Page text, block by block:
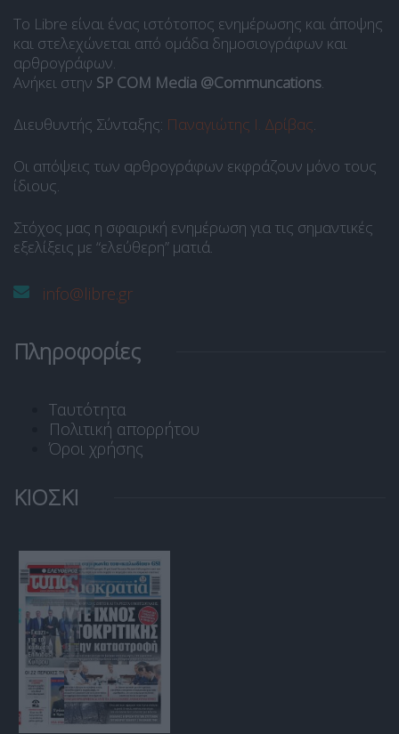
Το Libre είναι ένας ιστότοπος ενημέρωσης και άποψης
και στελεχώνεται από ομάδα δημοσιογράφων και
αρθρογράφων.
Ανήκει στην SP COM Media @Communcations.
Διευθυντής Σύνταξης: Παναγιώτης Ι. Δρίβας.
Οι απόψεις των αρθρογράφων εκφράζουν μόνο τους
ίδιους.
Στόχος μας η σφαιρική ενημέρωση για τις σημαντικές
εξελίξεις με “ελεύθερη” ματιά.
info@libre.gr
Πληροφορίες
Ταυτότητα
Πολιτική απορρήτου
Όροι χρήσης
ΚΙΟΣΚΙ